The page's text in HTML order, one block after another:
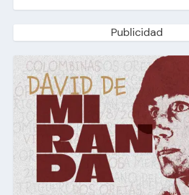
Publicidad